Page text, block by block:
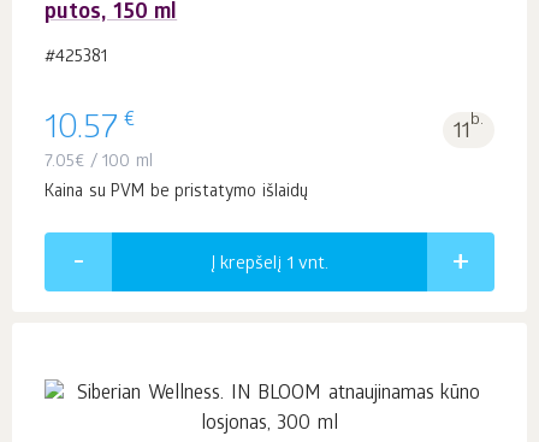
putos, 150 ml
#425381
10.57 € 11b.
7.05€ / 100 ml
Kaina su PVM be pristatymo išlaidų
Į krepšelį 1 vnt.